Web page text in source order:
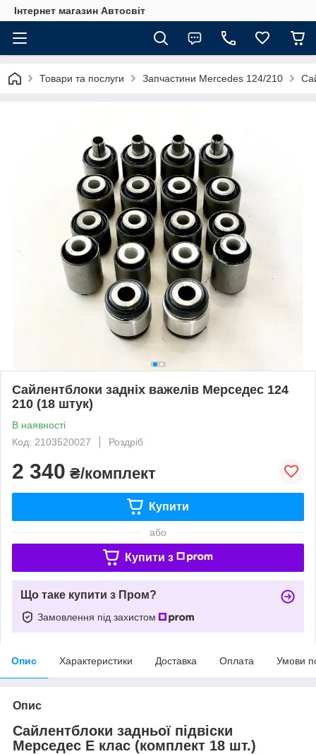
Інтернет магазин Автосвіт
Товари та послуги Запчастини Mercedes 124/210
Сайлентблоки задніх важелів Мерседес 124
210 (18 штук)
В наявності
Код: 2103520027
Роздріб
2 340 ₴/комплект
Купити
або
Купити з
Що таке купити з Пром?
Замовлення під захистом
Опис Характеристики Доставка Оплата Умови
Опис
Сайлентблоки задньої підвіски
Мерседес Е клас (комплект 18 шт.)